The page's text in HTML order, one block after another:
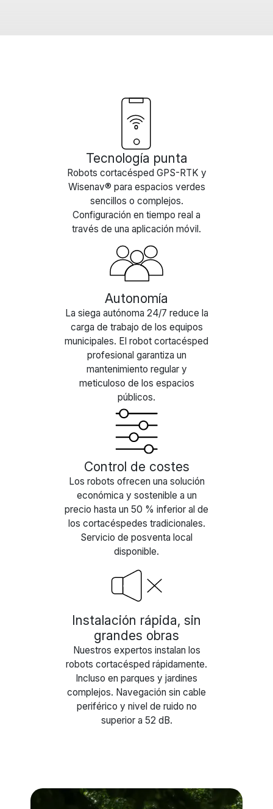
Tecnología punta
Robots cortacésped GPS-RTK y
Wisenav® para espacios verdes
sencillos o complejos.
Configuración en tiempo real a
través de una aplicación móvil.
Autonomía
La siega autónoma 24/7 reduce la
carga de trabajo de los equipos
municipales. El robot cortacésped
profesional garantiza un
mantenimiento regular y
meticuloso de los espacios
públicos.
Control de costes
Los robots ofrecen una solución
económica y sostenible a un
precio hasta un 50 % inferior al de
los cortacéspedes tradicionales.
Servicio de posventa local
disponible.
Instalación rápida, sin
grandes obras
Nuestros expertos instalan los
robots cortacésped rápidamente.
Incluso en parques y jardines
complejos. Navegación sin cable
periférico y nivel de ruido no
superior a 52 dB.